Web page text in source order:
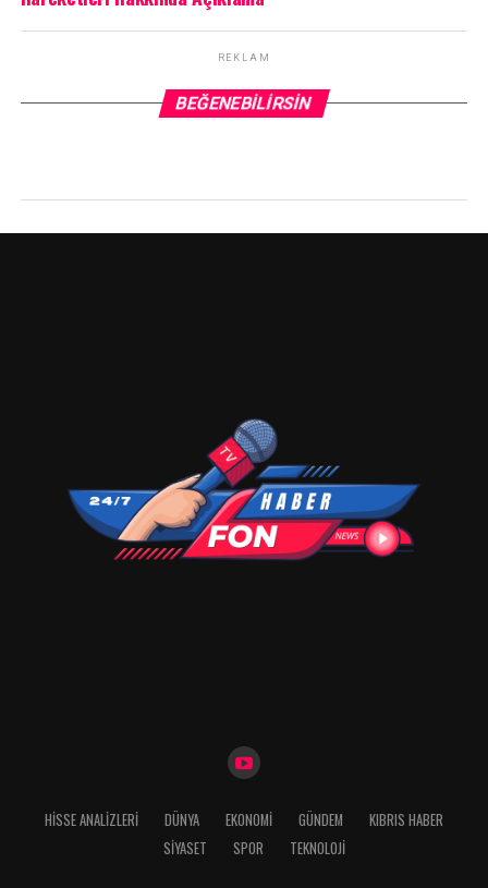
REKLAM
BEĞENEBILIRSIN
HISSE ANALIZLERI DÜNYA EKONOMİ GÜNDEM
KIBRIS HABER
SİYASET
SPOR TEKNOLOJİ